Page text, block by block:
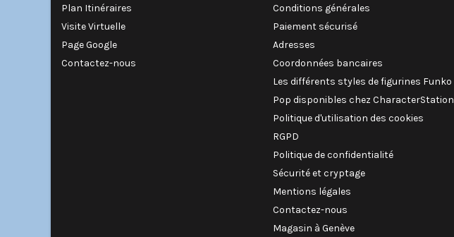
Plan Itinéraires
Visite Virtuelle
Page Google
Contactez-nous
Conditions générales
Paiement sécurisé
Adresses
Coordonnées bancaires
Les différents styles de figurines Funko
Pop disponibles chez CharacterStation
Politique d'utilisation des cookies
RGPD
Politique de confidentialité
Sécurité et cryptage
Mentions légales
Contactez-nous
Magasin à Genève